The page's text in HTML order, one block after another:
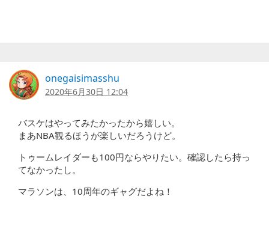
onegaisimasshu
2020年6月30日 12:04
バスケはやってみたかったから嬉しい。
まあNBA観るほうが楽しいだろうけど。
トゥームレイダーも100円ならやりたい。確認したら持っ
てなかったし。
マラソンは、10周年のギャグだよね！